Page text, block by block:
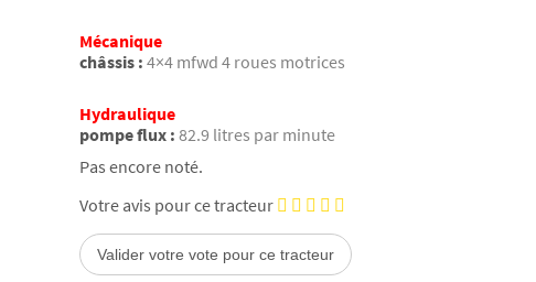
Mécanique
châssis : 4×4 mfwd 4 roues motrices
Hydraulique
pompe flux : 82.9 litres par minute
Pas encore noté.
Votre avis pour ce tracteur